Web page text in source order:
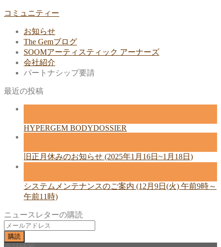
コミュニティー
お知らせ
The Gemブログ
SOOMアーティスティック アーナーズ
会社紹介
パートナシップ要請
最近の投稿
HYPERGEM BODYDOSSIER
旧正月休みのお知らせ (2025年1月16日~1月18日)
システムメンテナンスのご案内 (12月9日(火) 午前9時～
午前11時)
ニュースレターの購読